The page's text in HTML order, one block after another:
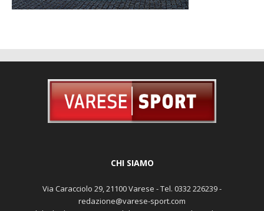
CHI SIAMO
Via Caracciolo 29, 21100 Varese - Tel. 0332 226239 -
redazione@varese-sport.com